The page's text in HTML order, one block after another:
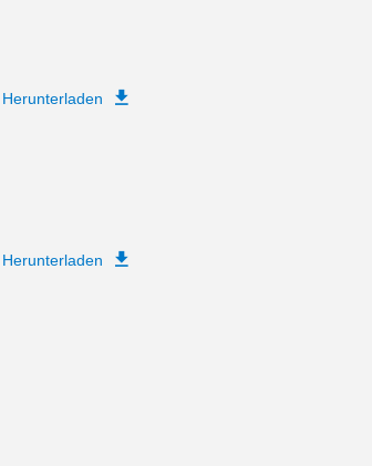
Herunterladen
Herunterladen